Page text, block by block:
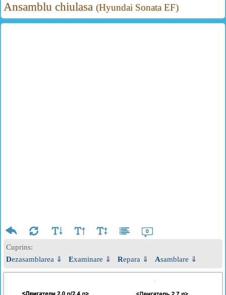
Ansamblu chiulasa (Hyundai Sonata EF)
0
Cuprins:
Dezasamblarea ⇓
Examinare ⇓ Repara ⇓ Asamblare ⇓